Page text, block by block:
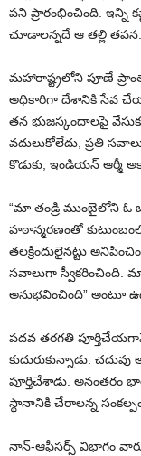
పని ప్రారంభించింది. ఇన్ని
చూడాలన్నదే ఆ తల్లి తపన.
మహారాష్ట్రలోని పూణే
అధికారిగా దేశానికి సేవ
తన భుజస్కందాలపై
వదులుకోలేదు, ప్రతి
కొడుకు, ఇండియన్ ఆర్మీ
“మా తండ్రి ముంబైలోని ఓ
హఠాన్మరణంతో
తలక్రిందులైనట్టు
సవాలుగా స్వీకరించింది. మా
అనుభవించింది” అంటూ
పదవ తరగతి
కుదురుకున్నాడు.
పూర్తిచేశాడు.
స్థానానికి చేరాలన్న
నాన్-ఆఫీసర్స్ విభాగం